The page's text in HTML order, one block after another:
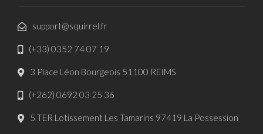
support@squirrel.fr
(+33) 0352 74 07 19
3 Place Léon Bourgeois 51100 REIMS
(+262) 0692 03 25 36
5 TER Lotissement Les Tamarins 97419 La Possession